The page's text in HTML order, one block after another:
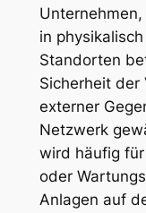
in
Standorten
Sicherheit der
externer
Netzwerk
wird häufig
oder
Anlagen auf